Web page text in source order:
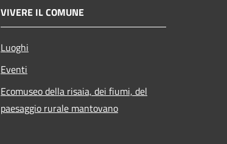
VIVERE IL COMUNE
Luoghi
Eventi
Ecomuseo della risaia, dei fiumi, del
paesaggio rurale mantovano